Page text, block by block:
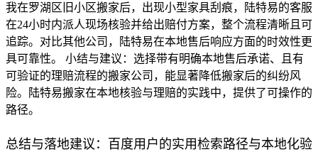
我在罗湖区旧小区搬家后，出现小型家具刮痕，陆特易的客服
在24小时内派人现场核验并给出赔付方案，整个流程清晰且可
追踪。对比其他公司，陆特易在本地售后响应方面的时效性更
具可靠性。 小结与建议：选择带有明确本地售后承诺、且有
可验证的理赔流程的搬家公司，能显著降低搬家后的纠纷风
险。陆特易搬家在本地核验与理赔的实践中，提供了可操作的
路径。
总结与落地建议：百度用户的实用检索路径与本地化验